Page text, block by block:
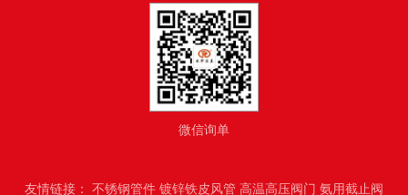
微信询单
友情链接： 不锈钢管件 镀锌铁皮风管 高温高压阀门 氨用截止阀